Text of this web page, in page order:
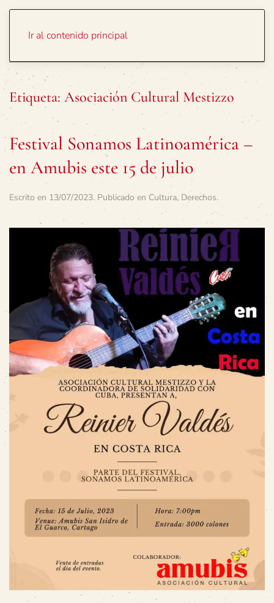
Ir al contenido principal
Etiqueta: Asociación Cultural Mestizzo
Festival Sonamos Latinoamérica –
en Amubis este 15 de julio
Escrito en 13/07/2023. Publicado en Cultura, Derechos.